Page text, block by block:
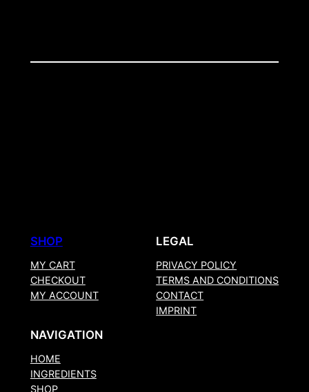
SHOP
MY CART
CHECKOUT
MY ACCOUNT
LEGAL
PRIVACY POLICY
TERMS AND CONDITIONS
CONTACT
IMPRINT
NAVIGATION
HOME
INGREDIENTS
SHOP